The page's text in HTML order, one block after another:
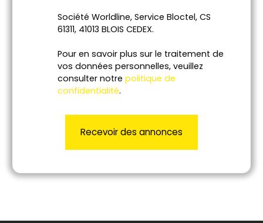
Société Worldline, Service Bloctel, CS
61311, 41013 BLOIS CEDEX.
Pour en savoir plus sur le traitement de
vos données personnelles, veuillez
consulter notre politique de
confidentialité.
Recevoir des annonces